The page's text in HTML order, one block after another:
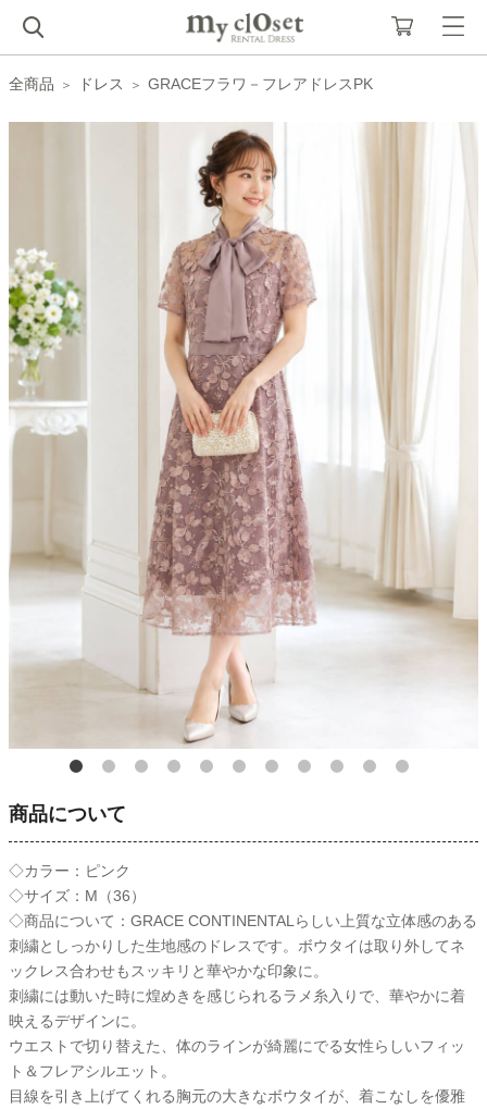
全商品 ドレス GRACEフラワ－フレアドレスPK
商品について
◇カラー：ピンク
◇サイズ：M（36）
◇商品について：GRACE CONTINENTALらしい上質な立体感のある
刺繍としっかりした生地感のドレスです。ボウタイは取り外してネ
ックレス合わせもスッキリと華やかな印象に。
刺繍には動いた時に煌めきを感じられるラメ糸入りで、華やかに着
映えるデザインに。
ウエストで切り替えた、体のラインが綺麗にでる女性らしいフィッ
ト＆フレアシルエット。
目線を引き上げてくれる胸元の大きなボウタイが、着こなしを優雅